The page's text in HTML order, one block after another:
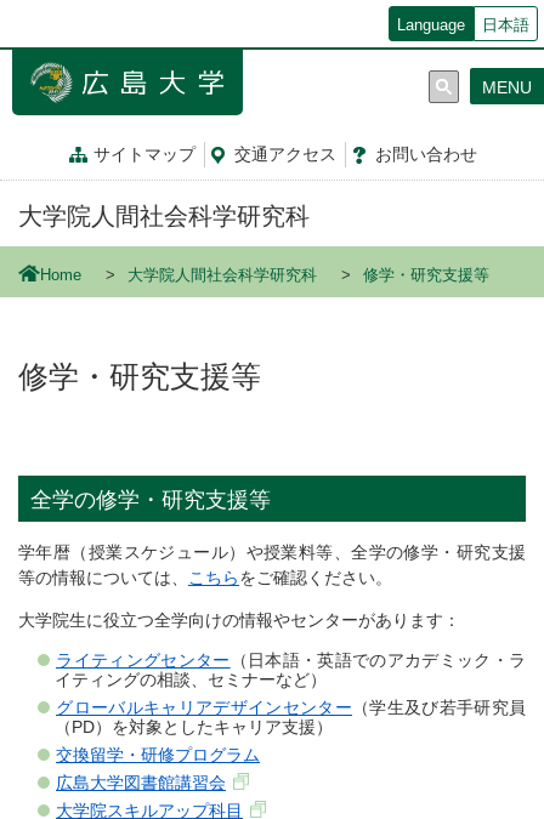
ン
Language 日本語
サイトマップ 交通アクセス お問い合わせ
MENU
大学院人間社会科学研究科
Home 大学院人間社会科学研究科 修学・研究支援等
修学・研究支援等
全学の修学・研究支援等
学年暦（授業スケジュール）や授業料等、全学の修学・研究支援
等の情報については、
こちらをご確認ください。
大学院生に役立つ全学向けの情報やセンターがあります：
ライティングセンター
（日本語・英語でのアカデミック・ラ
イティングの相談、セミナーなど）
グローバルキャリアデザインセンター （学生及び若手研究員
（PD）を対象としたキャリア支援）
交換留学・研修プログラム
広島大学図書館講習会
大学院スキルアップ科目